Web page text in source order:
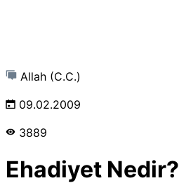
Allah (C.C.)
09.02.2009
3889
Ehadiyet Nedir?